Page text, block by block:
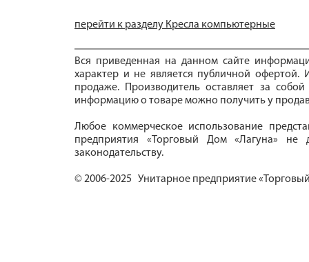
перейти к разделу Кресла компьютерные
Вся приведенная на данном сайте
характер и не является публичной офертой.
продаже. Производитель оставляет за
информацию о товаре можно получить у
Любое коммерческое использование
предприятия «Торговый Дом «Лагуна» не
законодательству.
© 2006-2025 Унитарное предприятие